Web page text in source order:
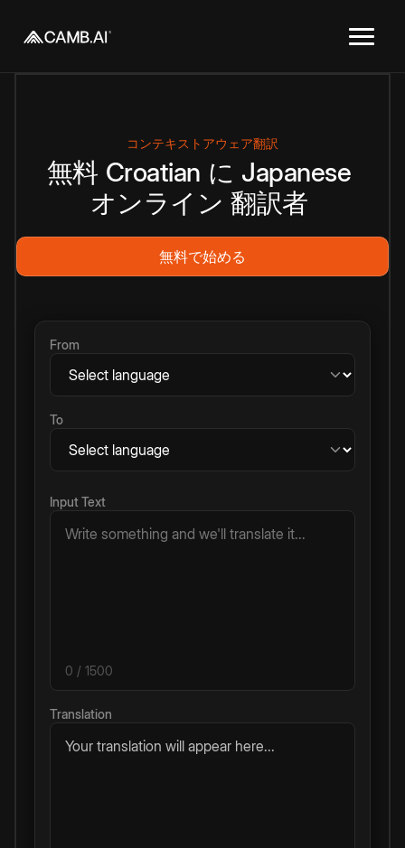
コンテキストアウェア翻訳
無料 Croatian に Japanese
オンライン 翻訳者
無料で始める
From
To
Input Text
0 / 1500
Translation
Your translation will appear here...